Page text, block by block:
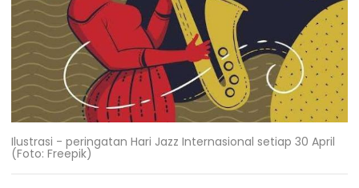
Ilustrasi - peringatan Hari Jazz Internasional setiap 30 April
(Foto: Freepik)